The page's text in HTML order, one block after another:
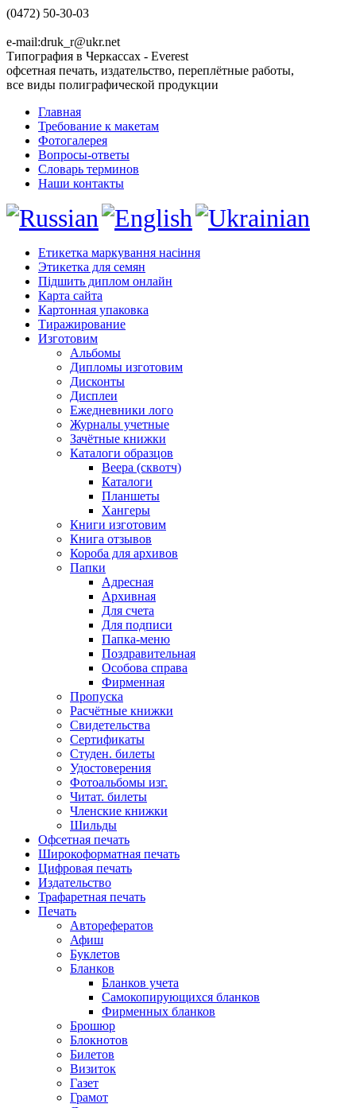
(0472) 50-30-03
e-mail:druk_r@ukr.net
Типография в Черкассах - Everest
офсетная печать, издательство, переплётные работы,
все виды полиграфической продукции
Главная
Требование к макетам
Фотогалерея
Вопросы-ответы
Словарь терминов
Наши контакты
Етикетка маркування насіння
Этикетка для семян
Підшить диплом онлайн
Карта сайта
Картонная упаковка
Тиражирование
Изготовим
Альбомы
Дипломы изготовим
Дисконты
Дисплеи
Ежедневники лого
Журналы учетные
Зачётные книжки
Каталоги образцов
Веера (сквотч)
Каталоги
Планшеты
Хангеры
Книги изготовим
Книга отзывов
Короба для архивов
Папки
Адресная
Архивная
Для счета
Для подписи
Папка-меню
Поздравительная
Особова справа
Фирменная
Пропуска
Расчётные книжки
Свидетельства
Сертификаты
Студен. билеты
Удостоверения
Фотоальбомы изг.
Читат. билеты
Членские книжки
Шильды
Офсетная печать
Широкоформатная печать
Цифровая печать
Издательство
Трафаретная печать
Печать
Авторефератов
Афиш
Буклетов
Бланков
Бланков учета
Самокопирующихся бланков
Фирменных бланков
Брошюр
Блокнотов
Билетов
Визиток
Газет
Грамот